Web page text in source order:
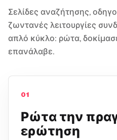
Σελίδες αναζήτησης,
ζωντανές λειτουργίες
απλό κύκλο: ρώτα,
επανάλαβε.
01
Ρώτα την
ερώτηση